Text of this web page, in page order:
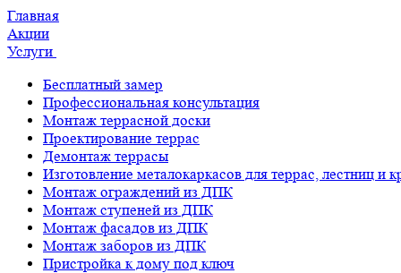
Главная
Акции
Услуги
Бесплатный замер
Профессиональная консультация
Монтаж террасной доски
Проектирование террас
Демонтаж террасы
Изготовление металокаркасов для террас, лестниц и
Монтаж ограждений из ДПК
Монтаж ступеней из ДПК
Монтаж фасадов из ДПК
Монтаж заборов из ДПК
Пристройка к дому под ключ